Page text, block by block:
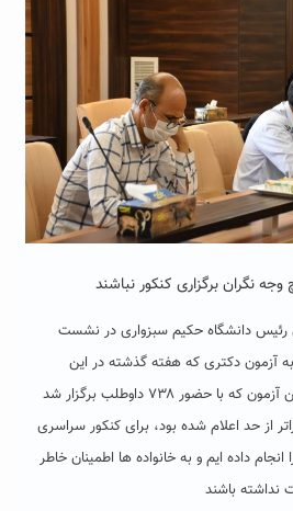
نگران برگزاری کنکور نباشند
دانشگاه حکیم سبزواری در نشست
آزمون دکتری که هفته گذشته در این
دانشگاه بر گزار شد گفت: در این آزمون که با حضور ۷۳۸ داوطلب برگزار شد
از حد اعلام شده بود، برای کنکور سراسری
داده ایم و به خانواده ها اطمینان خاطر
نداشته باشند